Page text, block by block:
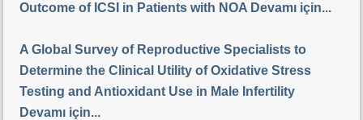
Outcome of ICSI in Patients with NOA Devamı için...
A Global Survey of Reproductive Specialists to
Determine the Clinical Utility of Oxidative Stress
Testing and Antioxidant Use in Male Infertility
Devamı için...